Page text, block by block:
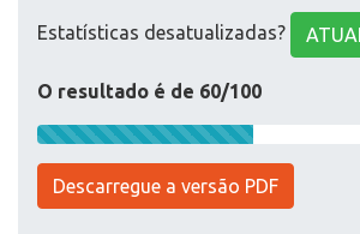
Estatísticas desatualizadas?
O resultado é de 60/100
Descarregue a versão PDF